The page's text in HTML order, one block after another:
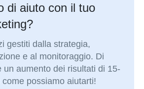
di aiuto con il tuo
gestiti dalla strategia,
e al monitoraggio. Di
un aumento dei risultati di 15-
possiamo aiutarti!